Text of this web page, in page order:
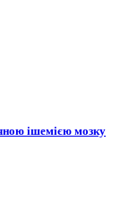
ішемією мозку